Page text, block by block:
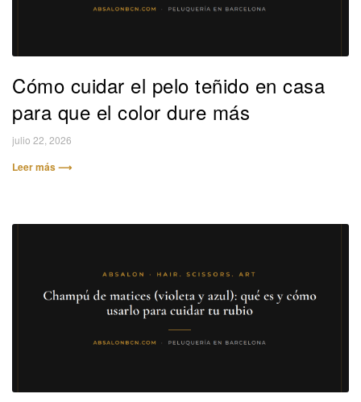
Cómo cuidar el pelo teñido en casa
para que el color dure más
julio 22, 2026
Leer más ⟶